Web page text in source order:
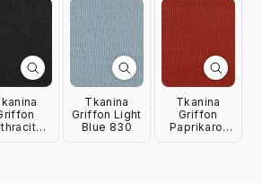
Tkanina
Griffon Light
Blue 830
Tkanina
Griffon
Paprikarot